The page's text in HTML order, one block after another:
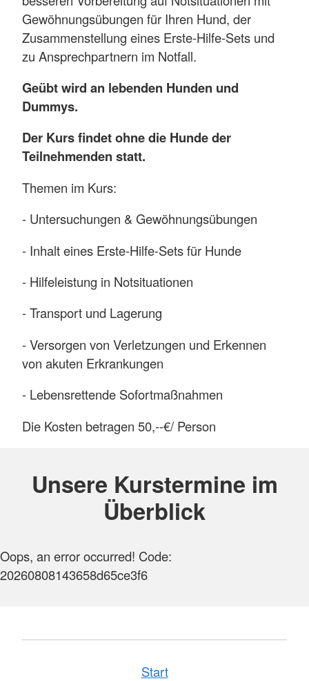
Gewöhnungsübungen für Ihren Hund, der
Zusammenstellung eines Erste-Hilfe-Sets und
zu Ansprechpartnern im Notfall.
Geübt wird an lebenden Hunden und
Dummys.
Der Kurs findet ohne die Hunde der
Teilnehmenden statt.
Themen im Kurs:
- Untersuchungen & Gewöhnungsübungen
- Inhalt eines Erste-Hilfe-Sets für Hunde
- Hilfeleistung in Notsituationen
- Transport und Lagerung
- Versorgen von Verletzungen und Erkennen
von akuten Erkrankungen
- Lebensrettende Sofortmaßnahmen
Die Kosten betragen 50,--€/ Person
Unsere Kurstermine im
Überblick
Oops, an error occurred! Code:
20260808143658d65ce3f6
Start